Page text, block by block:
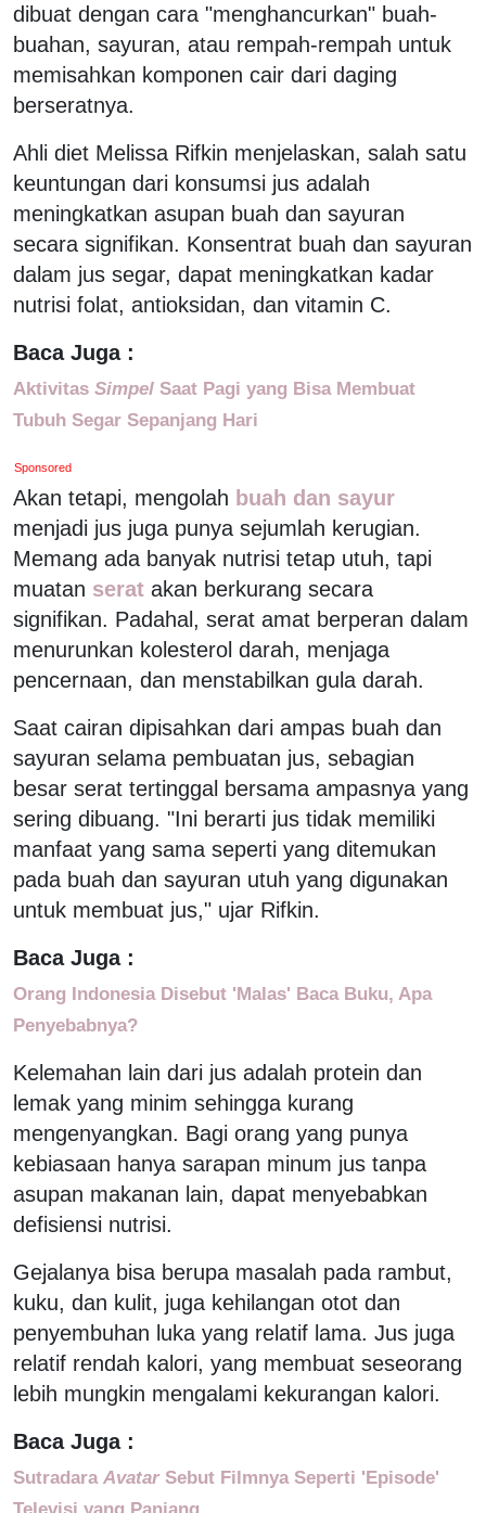
dibuat dengan cara "menghancurkan" buah-
buahan, sayuran, atau rempah-rempah untuk
memisahkan komponen cair dari daging
berseratnya.
Ahli diet Melissa Rifkin menjelaskan, salah satu
keuntungan dari konsumsi jus adalah
meningkatkan asupan buah dan sayuran
secara signifikan. Konsentrat buah dan sayuran
dalam jus segar, dapat meningkatkan kadar
nutrisi folat, antioksidan, dan vitamin C.
Baca Juga :
Aktivitas Simpel Saat Pagi yang Bisa Membuat
Tubuh Segar Sepanjang Hari
Sponsored
Akan tetapi, mengolah buah dan sayur
menjadi jus juga punya sejumlah kerugian.
Memang ada banyak nutrisi tetap utuh, tapi
muatan serat akan berkurang secara
signifikan. Padahal, serat amat berperan dalam
menurunkan kolesterol darah, menjaga
pencernaan, dan menstabilkan gula darah.
Saat cairan dipisahkan dari ampas buah dan
sayuran selama pembuatan jus, sebagian
besar serat tertinggal bersama ampasnya yang
sering dibuang. "Ini berarti jus tidak memiliki
manfaat yang sama seperti yang ditemukan
pada buah dan sayuran utuh yang digunakan
untuk membuat jus," ujar Rifkin.
Baca Juga :
Orang Indonesia Disebut 'Malas' Baca Buku, Apa
Penyebabnya?
Kelemahan lain dari jus adalah protein dan
lemak yang minim sehingga kurang
mengenyangkan. Bagi orang yang punya
kebiasaan hanya sarapan minum jus tanpa
asupan makanan lain, dapat menyebabkan
defisiensi nutrisi.
Gejalanya bisa berupa masalah pada rambut,
kuku, dan kulit, juga kehilangan otot dan
penyembuhan luka yang relatif lama. Jus juga
relatif rendah kalori, yang membuat seseorang
lebih mungkin mengalami kekurangan kalori.
Baca Juga :
Sutradara Avatar Sebut Filmnya Seperti 'Episode'
Televisi yang Panjang